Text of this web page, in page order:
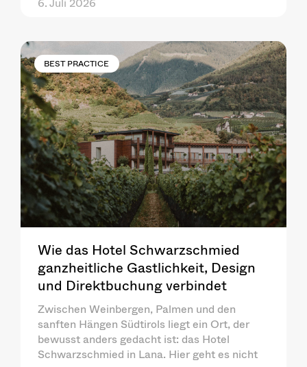
BEST PRACTICE
Wie das Hotel Schwarzschmied
ganzheitliche Gastlichkeit, Design
und Direktbuchung verbindet
Zwischen Weinbergen, Palmen und den
sanften Hängen Südtirols liegt ein Ort, der
bewusst anders gedacht ist: das Hotel
Schwarzschmied in Lana. Hier geht es nicht